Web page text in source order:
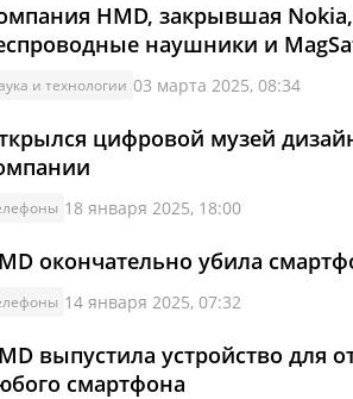
HMD, закрывшая
наушники и
и технологии 03 марта 2025, 08:34
цифровой музей
18 января 2025, 18:00
окончательно убила
14 января 2025, 07:32
выпустила устройство для
смартфона